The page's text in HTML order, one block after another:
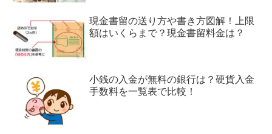
現金書留の送り方や書き方図解！上限
額はいくらまで？現金書留料金は？
小銭の入金が無料の銀行は？硬貨入金
手数料を一覧表で比較！